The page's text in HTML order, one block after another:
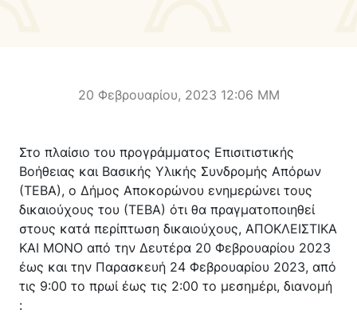
Αποκορώνα Χανίων
Δήμοσιο Ι.Ε.Κ
Αποκορώνου
ΔΗΜΟΤΙΚΗ ΠΙΝΑΚΟΘΗΚΗ
ΦΡΕ
Κέντρο Κοινότητας
Βοήθεια στο Σπίτι
Λαογραφικό Μουσείο
Γαβολοχωρίου
20 Φεβρουαρίου, 2023 12:06 ΜΜ
Στο πλαίσιο του προγράμματος Επισιτιστικής
Βοήθειας και Βασικής Υλικής Συνδρομής Απόρων
(ΤΕΒΑ), ο Δήμος Αποκορώνου ενημερώνει τους
δικαιούχους του (ΤΕΒΑ) ότι θα πραγματοποιηθεί
στους κατά περίπτωση δικαιούχους, ΑΠΟΚΛΕΙΣΤΙΚΑ
ΚΑΙ ΜΟΝΟ από την Δευτέρα 20 Φεβρουαρίου 2023
έως και την Παρασκευή 24 Φεβρουαρίου 2023, από
τις 9:00 το πρωί έως τις 2:00 το μεσημέρι, διανομή
: